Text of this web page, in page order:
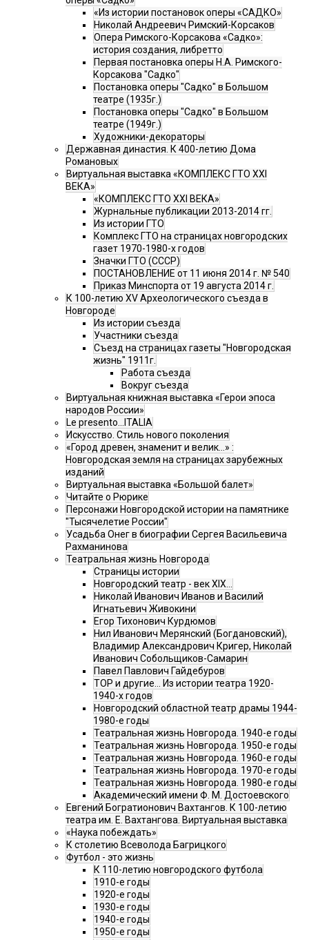
«Из истории постановок оперы «САДКО»
Николай Андреевич Римский-Корсаков
Опера Римского-Корсакова «Садко»:
история создания, либретто
Первая постановка оперы Н.А. Римского-
Корсакова "Садко"
Постановка оперы "Садко" в Большом
театре (1935г.)
Постановка оперы "Садко" в Большом
театре (1949г.)
Художники-декораторы
Державная династия. К 400-летию Дома
Романовых
Виртуальная выставка «КОМПЛЕКС ГТО XXI
ВЕКА»
«КОМПЛЕКС ГТО XXI ВЕКА»
Журнальные публикации 2013-2014 гг.
Из истории ГТО
Комплекс ГТО на страницах новгородских
газет 1970-1980-х годов
Значки ГТО (СССР)
ПОСТАНОВЛЕНИЕ от 11 июня 2014 г. № 540
Приказ Минспорта от 19 августа 2014 г.
К 100-летию XV Археологического съезда в
Новгороде
Из истории съезда
Участники съезда
Cъезд на страницах газеты "Новгородская
жизнь" 1911г.
Работа съезда
Вокруг съезда
Виртуальная книжная выставка «Герои эпоса
народов России»
Le presento...ITALIA
Искусство. Стиль нового поколения
«Город древен, знаменит и велик…» :
Новгородская земля на страницах зарубежных
изданий
Виртуальная выставка «Большой балет»
Читайте о Рюрике
Персонажи Новгородской истории на памятнике
"Тысячелетие России"
Усадьба Онег в биографии Сергея Васильевича
Рахманинова
Театральная жизнь Новгорода
Страницы истории
Новгородский театр - век XIX…
Николай Иванович Иванов и Василий
Игнатьевич Живокини
Егор Тихонович Курдюмов
Нил Иванович Мерянский (Богдановский),
Владимир Александрович Кригер, Николай
Иванович Собольщиков-Самарин
Павел Павлович Гайдебуров
ТОР и другие… Из истории театра 1920-
1940-х годов
Новгородский областной театр драмы 1944-
1980-е годы
Театральная жизнь Новгорода. 1940-е годы
Театральная жизнь Новгорода. 1950-е годы
Театральная жизнь Новгорода. 1960-е годы
Театральная жизнь Новгорода. 1970-е годы
Театральная жизнь Новгорода. 1980-е годы
Академический имени Ф. М. Достоевского
Евгений Богратионович Вахтангов. К 100-летию
театра им. Е. Вахтангова. Виртуальная выставка
«Наука побеждать»
К столетию Всеволода Багрицкого
Футбол - это жизнь
К 110-летию новгородского футбола
1910-е годы
1920-е годы
1930-е годы
1940-е годы
1950-е годы